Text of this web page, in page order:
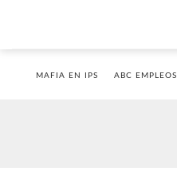
MAFIA EN IPS ABC EMPLEOS